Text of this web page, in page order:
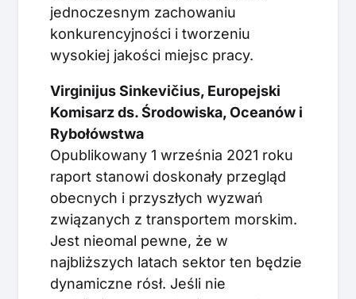
jednoczesnym zachowaniu
konkurencyjności i tworzeniu
wysokiej jakości miejsc pracy.
Virginijus Sinkevičius, Europejski
Komisarz ds. Środowiska, Oceanów i
Rybołówstwa
Opublikowany 1 września 2021 roku
raport stanowi doskonały przegląd
obecnych i przyszłych wyzwań
związanych z transportem morskim.
Jest nieomal pewne, że w
najbliższych latach sektor ten będzie
dynamiczne rósł. Jeśli nie